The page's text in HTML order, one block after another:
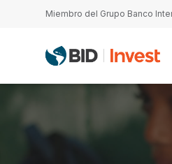
Pasar al contenido principal
Miembro del Grupo Banco